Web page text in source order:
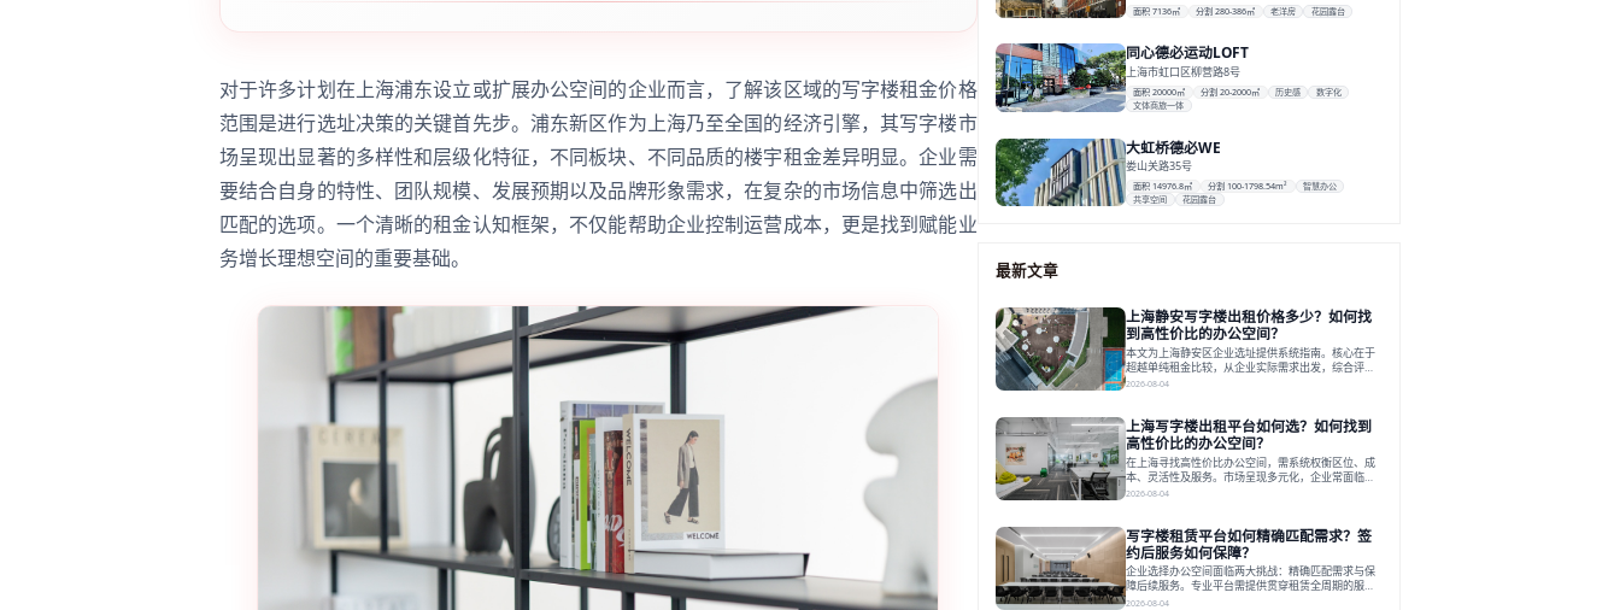
对于许多计划在上海浦东设立或扩展办公空间的企业而言，了解该区域的写字楼租金价格
范围是进行选址决策的关键首先步。浦东新区作为上海乃至全国的经济引擎，其写字楼市
场呈现出显著的多样性和层级化特征，不同板块、不同品质的楼宇租金差异明显。企业需
要结合自身的特性、团队规模、发展预期以及品牌形象需求，在复杂的市场信息中筛选出
匹配的选项。一个清晰的租金认知框架，不仅能帮助企业控制运营成本，更是找到赋能业
务增长理想空间的重要基础。
面积 7136㎡ 分割 280-386㎡ 老洋房 花园露台
同心德必运动LOFT
上海市虹口区柳营路8号
面积 20000㎡ 分割 20-2000㎡ 历史感
数字化
文体商旅一体
大虹桥德必WE
娄山关路35号
面积 14976.8㎡ 分割 100-1798.54m²
智慧办公
共享空间
花园露台
最新文章
上海静安写字楼出租价格多少？如何找
到高性价比的办公空间？
本文为上海静安区企业选址提供系统指南。核心在于
超越单纯租金比较，从企业实际需求出发，综合评估
交通、硬件、空间弹性、配套服务及产业生态等多维
升性价比，并通过不同规模企业的实际案例加以说
明。之后指出，专业运营服务商提供的稳定环境、社
群活动与产业集聚等增值服务，是很大化空间价值、
助力企业成长的关键。对于许多在
2026-08-04
上海写字楼出租平台如何选？如何找到
高性价比的办公空间？
在上海寻找高性价比办公空间，需系统权衡区位、成
本、灵活性及服务。市场呈现多元化，企业常面临租
赁流程复杂、隐性成本高等挑战。选择平台时，应评
区、灵活产品和丰富配套，满足不同企业需求。企业
应明确自身需求，实地考察，选择能支持长期发展、
提升竞争力的办公空间。在上海寻找合适的办公空
间，对于企业行政负责人、中小企业主
2026-08-04
写字楼租赁平台如何精确匹配需求？签
约后服务如何保障？
企业选择办公空间面临两大挑战：精确匹配需求与保
障后续服务。专业平台需提供贯穿租赁全周期的服
务，将企业从非核心事务中解放。精确匹配需结合企
2026-08-04